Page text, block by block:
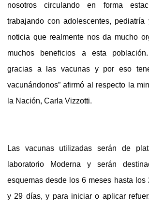
nosotros circulando en forma
trabajando con adolescentes,
noticia que realmente nos da mucho
muchos beneficios a esta
gracias a las vacunas y por eso
vacunándonos” afirmó al respecto la
la Nación, Carla Vizzotti.
Las vacunas utilizadas serán de
laboratorio Moderna y serán
esquemas desde los 6 meses hasta los
y 29 días, y para iniciar o aplicar